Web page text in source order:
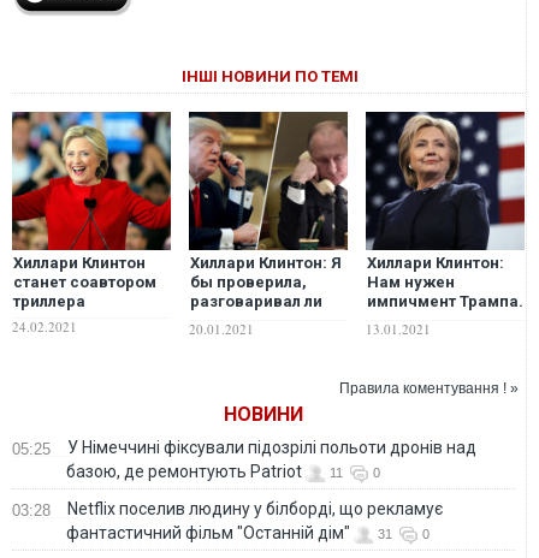
ІНШІ НОВИНИ ПО ТЕМІ
Хиллари Клинтон
станет соавтором
триллера
24.02.2021
Хиллари Клинтон: Я
бы проверила,
разговаривал ли
с Путиным в день
20.01.2021
Хиллари Клинтон:
Нам нужен
импичмент Трампа.
Америку от
белой расы – The
13.01.2021
Правила коментування ! »
НОВИНИ
05:25
У Німеччині фіксували підозрілі польоти дронів над
базою, де ремонтують Patriot
11 0
03:28
Netflix поселив людину у білборді, що рекламує
фантастичний фільм "Останній дім"
31 0